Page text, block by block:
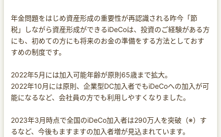
年金問題をはじめ資産形成の重要性が再認識される昨今「節
税」しながら資産形成ができるiDeCoは、投資のご経験がある方
にも、初めての方にも将来のお金の準備をする方法としておす
すめの制度です。
2022年5月には加入可能年齢が原則65歳まで拡大。
2022年10月には原則、企業型DC加入者でもiDeCoへの加入が可
能になるなど、会社員の方でも利用しやすくなりました。
2023年3月時点で全国のiDeCo加入者は290万人を突破（※）す
るなど、今後もますますの加入者増が見込まれています。